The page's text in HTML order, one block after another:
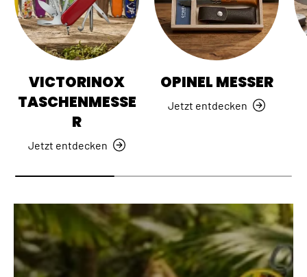
VICTORINOX
TASCHENMESSE
R
Jetzt entdecken
OPINEL MESSER
Jetzt entdecken